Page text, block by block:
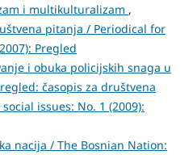
i multikulturalizam ,
pitanja / Periodical for
Pregled
i obuka policijskih snaga u
časopis za društvena
issues: No. 1 (2009):
nacija / The Bosnian Nation: